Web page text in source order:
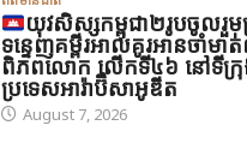
យុវសិស្សកម្ពុជា២រូបចូលរួ
ទន្ទេញគម្ពីរអាល់គូរអានចាំមា
ពិភពលោក លើកទី៤៦ នៅទីក្រុ
ប្រទេសអារ៉ាប៊ីសាអូឌីត
August 7, 2026